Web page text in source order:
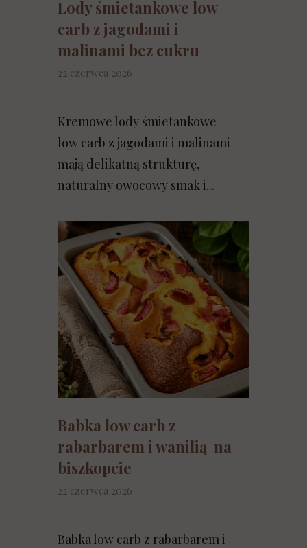
Lody śmietankowe low
carb z jagodami i
malinami bez cukru
22 czerwca 2026
Kremowe lody śmietankowe
low carb z jagodami i malinami
mają delikatną strukturę,
naturalny owocowy smak i...
Babka low carb z
rabarbarem i wanilią na
biszkopcie
22 czerwca 2026
Babka low carb z rabarbarem i